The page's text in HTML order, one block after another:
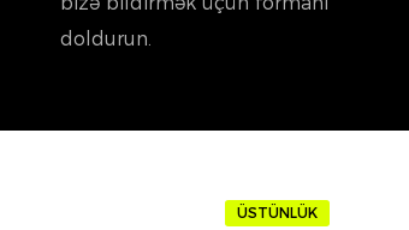
doldurun.
ÜSTÜNLÜK